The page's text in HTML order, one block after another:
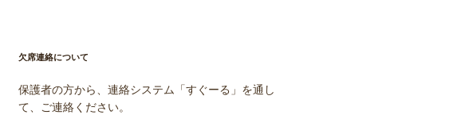
欠席連絡について
保護者の方から、連絡システム「すぐーる」を通し
て、ご連絡ください。